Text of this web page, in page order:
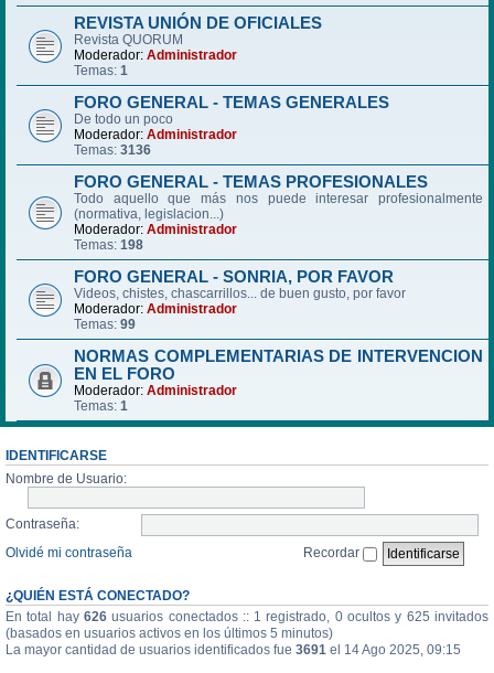
REVISTA UNIÓN DE OFICIALES
Revista QUORUM
Moderador: Administrador
Temas: 1
FORO GENERAL - TEMAS GENERALES
De todo un poco
Moderador: Administrador
Temas: 3136
FORO GENERAL - TEMAS PROFESIONALES
Todo aquello que más nos puede interesar profesionalmente
(normativa, legislacion...)
Moderador: Administrador
Temas: 198
FORO GENERAL - SONRIA, POR FAVOR
Videos, chistes, chascarrillos... de buen gusto, por favor
Moderador: Administrador
Temas: 99
NORMAS COMPLEMENTARIAS DE INTERVENCION
EN EL FORO
Moderador: Administrador
Temas: 1
IDENTIFICARSE
Nombre de Usuario:
Contraseña:
Olvidé mi contraseña
Recordar
¿QUIÉN ESTÁ CONECTADO?
En total hay 626usuarios conectados :: 1 registrado, 0 ocultos y 625 invitados
(basados en usuarios activos en los últimos 5 minutos)
La mayor cantidad de usuarios identificados fue 3691 el 14 Ago 2025, 09:15